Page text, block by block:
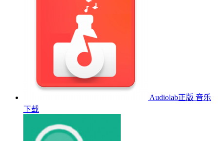
Audiolab正版 音乐
下载